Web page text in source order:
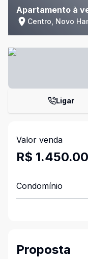
Apartamento à
Centro, Novo
Ligar
Valor venda
R$
Condomínio
Proposta